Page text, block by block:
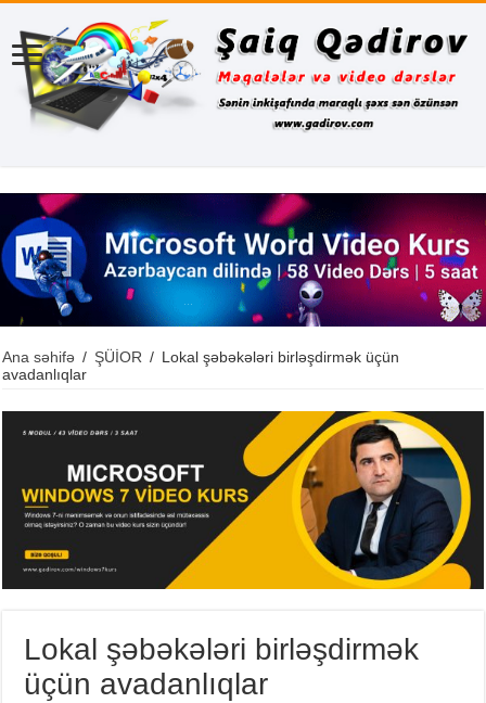
Ana səhifə / ŞÜİOR / Lokal şəbəkələri birləşdirmək üçün
avadanlıqlar
Lokal şəbəkələri birləşdirmək
üçün avadanlıqlar